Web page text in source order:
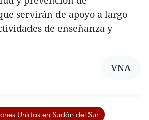
servirán de apoyo a largo
de enseñanza y
VNA
Unidas en Sudán del Sur